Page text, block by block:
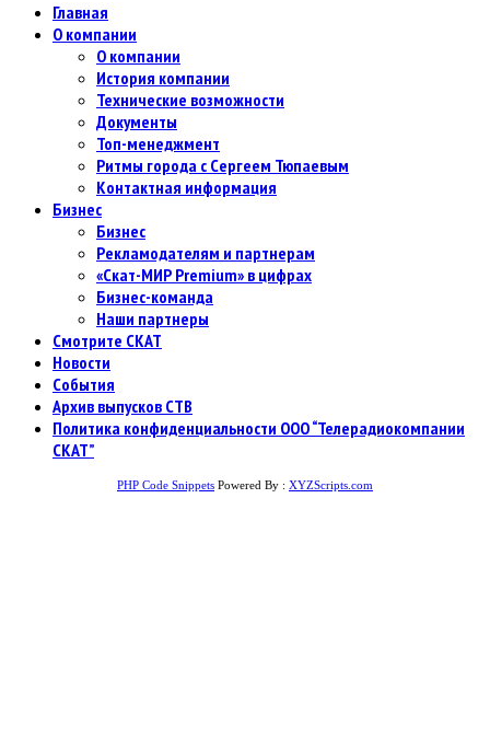
Главная
О компании
О компании
История компании
Технические возможности
Документы
Топ-менеджмент
Ритмы города с Сергеем Тюпаевым
Контактная информация
Бизнес
Бизнес
Рекламодателям и партнерам
«Скат-МИР Premium» в цифрах
Бизнес-команда
Наши партнеры
Смотрите СКАТ
Новости
События
Архив выпусков СТВ
Политика конфиденциальности ООО “Телерадиокомпании
СКАТ”
PHP Code Snippets Powered By : XYZScripts.com